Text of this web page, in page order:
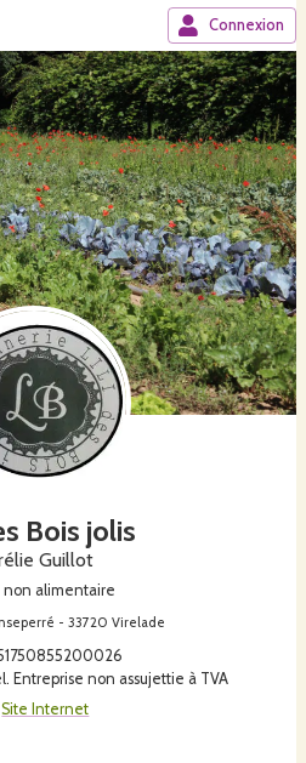
Connexion
Bois jolis
Guillot
non alimentaire
- 33720 Virelade
Entreprise non assujettie à TVA
Site Internet